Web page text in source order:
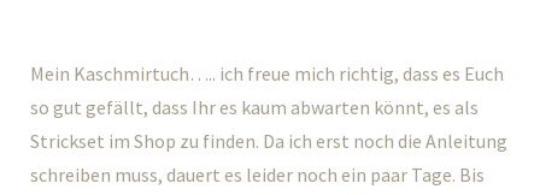
Mein Kaschmirtuch….. ich freue mich richtig, dass es Euch
so gut gefällt, dass Ihr es kaum abwarten könnt, es als
Strickset im Shop zu finden. Da ich erst noch die Anleitung
schreiben muss, dauert es leider noch ein paar Tage. Bis